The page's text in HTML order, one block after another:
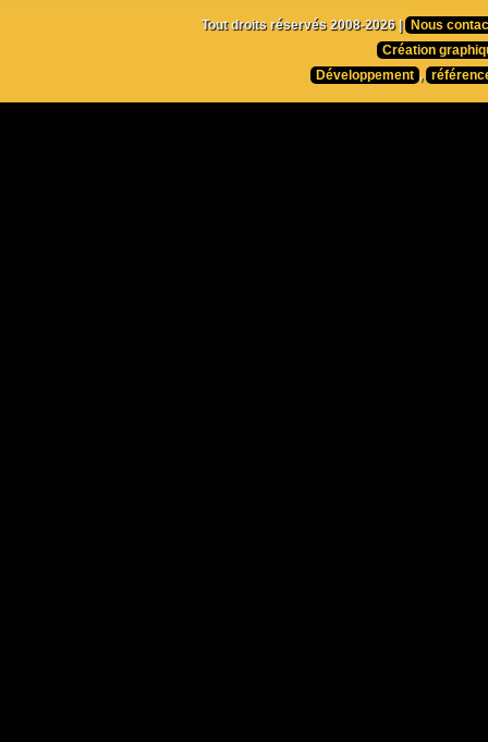
Tout droits réservés 2008-2026 |
Nous
Création
Développement ,